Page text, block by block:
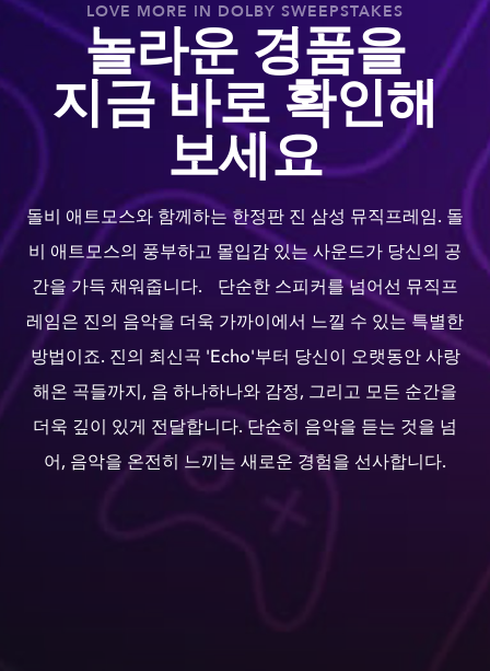
LOVE MORE IN DOLBY SWEEPSTAKES
놀라운 경품을
지금 바로 확인해
보세요
돌비 애트모스와 함께하는 한정판 진 삼성 뮤직프레임. 돌
비 애트모스의 풍부하고 몰입감 있는 사운드가 당신의 공
간을 가득 채워줍니다. 단순한 스피커를 넘어선 뮤직프
레임은 진의 음악을 더욱 가까이에서 느낄 수 있는 특별한
방법이죠. 진의 최신곡 'Echo'부터 당신이 오랫동안 사랑
해온 곡들까지, 음 하나하나와 감정, 그리고 모든 순간을
더욱 깊이 있게 전달합니다. 단순히 음악을 듣는 것을 넘
어, 음악을 온전히 느끼는 새로운 경험을 선사합니다.